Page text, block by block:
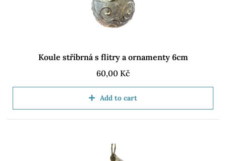
Koule stříbrná s flitry a ornamenty 6cm
60,00 Kč
Add to cart